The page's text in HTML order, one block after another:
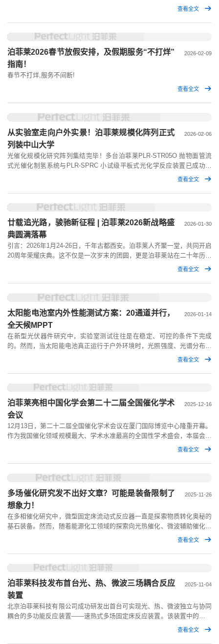
泊菲莱提供跨代升级专项补贴： 以您现有设备作为资格核验依据（老设
μGAS1001。
查看全文
泊菲莱2026春节放假安排，及假期服务“不打烊”
指南！
2026-02-09
春节不打烊,服务不间断!
查看全文
从实验室走向户外实景！泊菲莱规模化阵列正式
列装中山大学
2026-02-06
光催化规模化研究阵列集结完毕！多台泊菲莱PLR-STR05O 抛物面管流
式光催化制氢系统与PLR-SPRC 小试级平板式光化学反应装置已成功入
驻中山大学，为其光催化从实验室走向户外实景应用提供硬核支撑！此次
查看全文
廿载追光路，骏驰新征程 | 泊菲莱2026新战略盛
典圆满落幕
2026-01-30
引言：2026年1月24-26日，千年古都西安。泊菲莱人齐聚一堂，共同开启
20周年荣耀庆典。这不仅是一次岁末的团圆，更是泊菲莱站在二十年历史
里程碑上，对国家科技自立自强战略的深度响应与对未来“全维度重塑”的
查看全文
太阳能电池室内外性能测试方案：20通道并行，
全天候MPPT
2026-01-14
在新型光伏器件研究中，实验室测试往往是在稳定、可控的条件下完成
的。然而，当太阳能电池真正运行于户外环境时，光照强度、光谱分布以
及环境温度都会随时间持续变化，其输出性能也随之呈现出更为复杂的动
查看全文
泊菲莱亮相中国化学会第二十二届全国催化学术
会议
2025-12-16
12月13日，第二十二届全国催化学术会议在厦门国际博览中心隆重开幕。
作为我国催化领域规模最大、学术水准最高的全国性学术盛会，本届会议
以“新时代的催化科学与技术：守正与创新”为主题，吸引了来自全国高
化科学与技术领域的最新研究成果与发展方向。
查看全文
多场催化研究发不出好文章？可能是装备限制了
想象力！
2025-11-26
在多相催化研究中，微型固定床流动式反应器一直是探索物质转化奥秘的
基石装备。然而，随着能源化工领域的探索向光热催化、微波辅助催化等
查看全文
泊菲莱科技发布首台光、热、微波三场耦合反应
装置
2025-11-04
北京泊菲莱科技有限公司成功研发出首台可实现光、热、微波独立与协同
耦合的多功能反应装置——速热式多场固定床反应装置。该装置中的固定
床反应器，打破了不同能量形式因传播特性不同的空间结构上的耦合难
查看全文